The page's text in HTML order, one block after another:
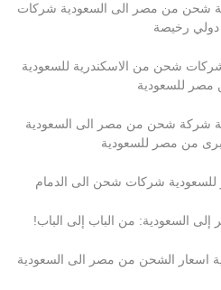
شحن من مصر الى السعودية شركات
رخيصة
شحن من الاسكندرية للسعودية
للسعودية
شركة شحن من مصر الى السعودية
من مصر للسعودية
للسعودية شركات شحن الى الدمام
السعودية: من الباب إلى الباب!
اسعار الشحن من مصر الى السعودية